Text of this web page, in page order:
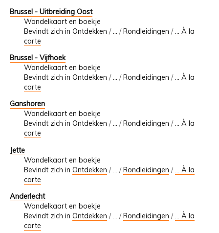
Brussel - Uitbreiding Oost
Wandelkaart en boekje
Bevindt zich in Ontdekken /… /Rondleidingen /... À la
carte
Brussel - Vijfhoek
Wandelkaart en boekje
Bevindt zich in Ontdekken /… /Rondleidingen /... À la
carte
Ganshoren
Wandelkaart en boekje
Bevindt zich in Ontdekken /… / Rondleidingen /... À la
carte
Jette
Wandelkaart en boekje
Bevindt zich in Ontdekken /… /Rondleidingen /... À la
carte
Anderlecht
Wandelkaart en boekje
Bevindt zich in Ontdekken /… /Rondleidingen /... À la
carte